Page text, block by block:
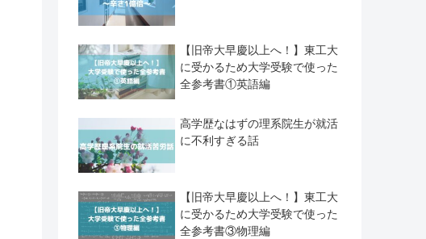
【旧帝大早慶以上へ！】東工大
に受かるため大学受験で使った
全参考書①英語編
高学歴なはずの理系院生が就活
に不利すぎる話
【旧帝大早慶以上へ！】東工大
に受かるため大学受験で使った
全参考書③物理編